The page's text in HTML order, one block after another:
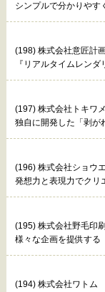
シンプルで分かりやす
(198) 株式会社意匠計
『リアルタイムレン
(197) 株式会社トキワ
独自に開発した「剥が
(196) 株式会社ショウ
発想力と表現力でクリ
(195) 株式会社野毛印
様々な企画を提供する
(194) 株式会社ワトム